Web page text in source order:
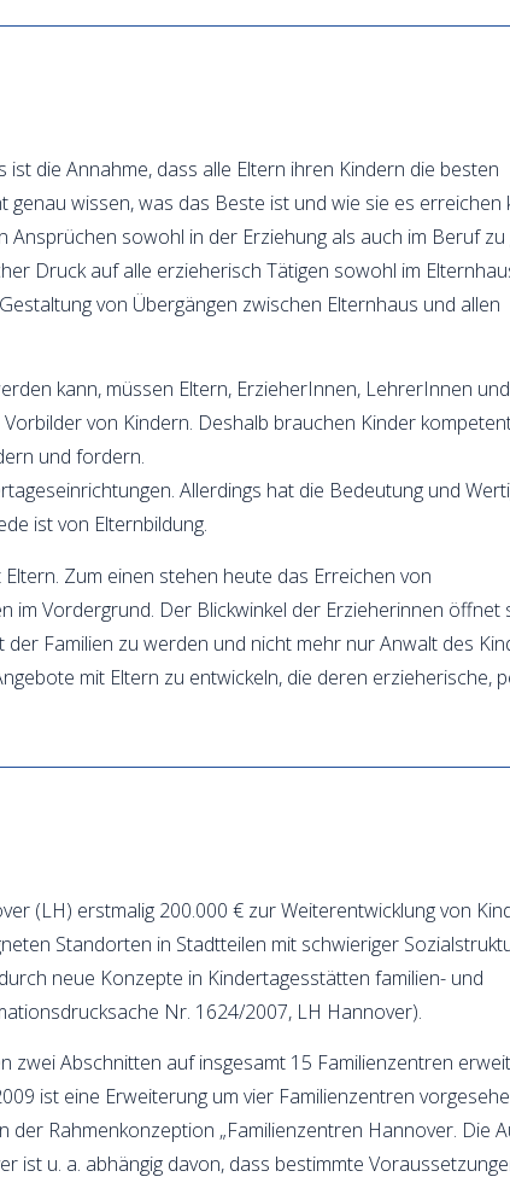
die Annahme, dass alle Eltern ihren Kindern die besten
wissen, was das Beste ist und wie sie es erreichen
sowohl in der Erziehung als auch im Beruf zu
Druck auf alle erzieherisch Tätigen sowohl im
von Übergängen zwischen Elternhaus und allen
kann, müssen Eltern, ErzieherInnen, LehrerInnen
von Kindern. Deshalb brauchen Kinder
und fordern.
Allerdings hat die Bedeutung und
ist von Elternbildung.
Zum einen stehen heute das Erreichen von
Vordergrund. Der Blickwinkel der Erzieherinnen öffnet
Familien zu werden und nicht mehr nur Anwalt des
mit Eltern zu entwickeln, die deren erzieherische,
(LH) erstmalig 200.000 € zur Weiterentwicklung von
Standorten in Stadtteilen mit schwieriger
neue Konzepte in Kindertagesstätten familien- und
Nr. 1624/2007, LH Hannover).
Abschnitten auf insgesamt 15 Familienzentren
ist eine Erweiterung um vier Familienzentren
Rahmenkonzeption „Familienzentren Hannover. Die
ist u. a. abhängig davon, dass bestimmte